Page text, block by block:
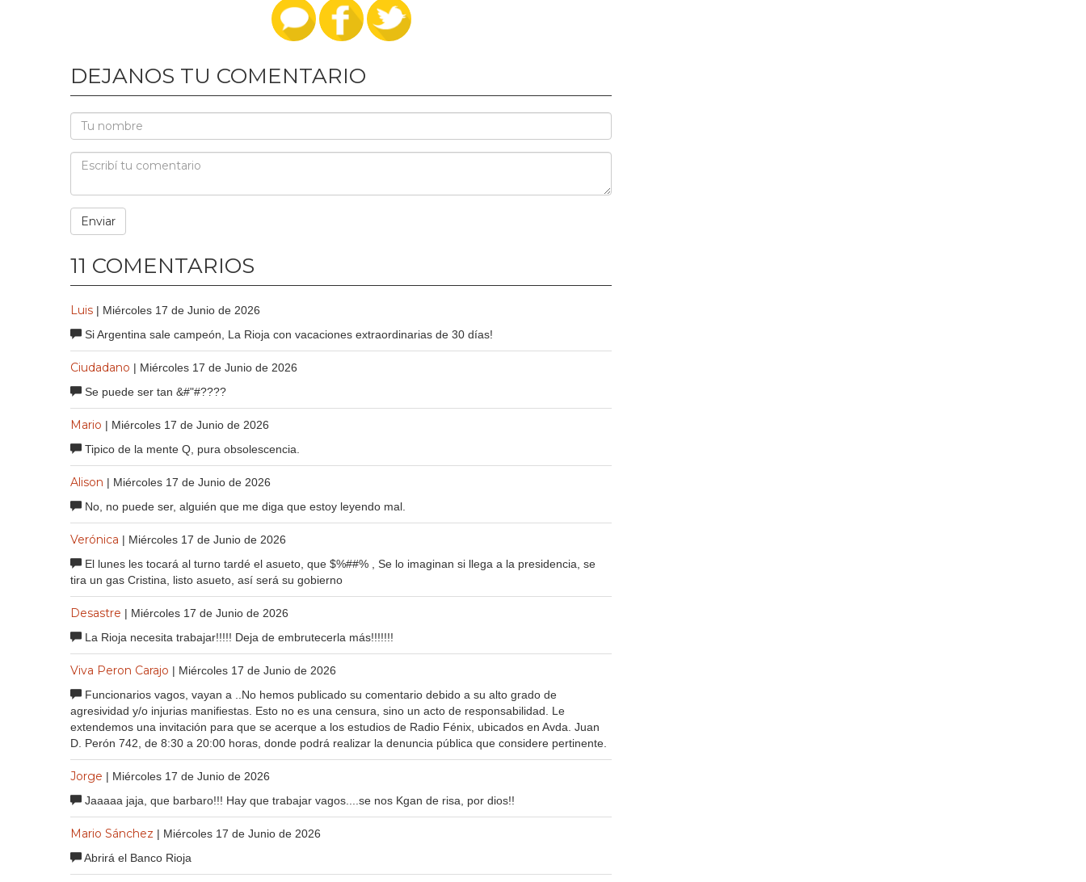
DEJANOS TU COMENTARIO
11 COMENTARIOS
Luis | Miércoles 17 de Junio de 2026
Si Argentina sale campeón, La Rioja con vacaciones extraordinarias de 30 días!
Ciudadano | Miércoles 17 de Junio de 2026
Se puede ser tan &#"#????
Mario | Miércoles 17 de Junio de 2026
Tipico de la mente Q, pura obsolescencia.
Alison | Miércoles 17 de Junio de 2026
No, no puede ser, alguién que me diga que estoy leyendo mal.
Verónica | Miércoles 17 de Junio de 2026
El lunes les tocará al turno tardé el asueto, que $%##% , Se lo imaginan si llega a la presidencia, se
tira un gas Cristina, listo asueto, así será su gobierno
Desastre | Miércoles 17 de Junio de 2026
La Rioja necesita trabajar!!!!! Deja de embrutecerla más!!!!!!!
Viva Peron Carajo | Miércoles 17 de Junio de 2026
Funcionarios vagos, vayan a ..No hemos publicado su comentario debido a su alto grado de
agresividad y/o injurias manifiestas. Esto no es una censura, sino un acto de responsabilidad. Le
extendemos una invitación para que se acerque a los estudios de Radio Fénix, ubicados en Avda. Juan
D. Perón 742, de 8:30 a 20:00 horas, donde podrá realizar la denuncia pública que considere pertinente.
Jorge | Miércoles 17 de Junio de 2026
Jaaaaa jaja, que barbaro!!! Hay que trabajar vagos....se nos Kgan de risa, por dios!!
Mario Sánchez | Miércoles 17 de Junio de 2026
Abrirá el Banco Rioja